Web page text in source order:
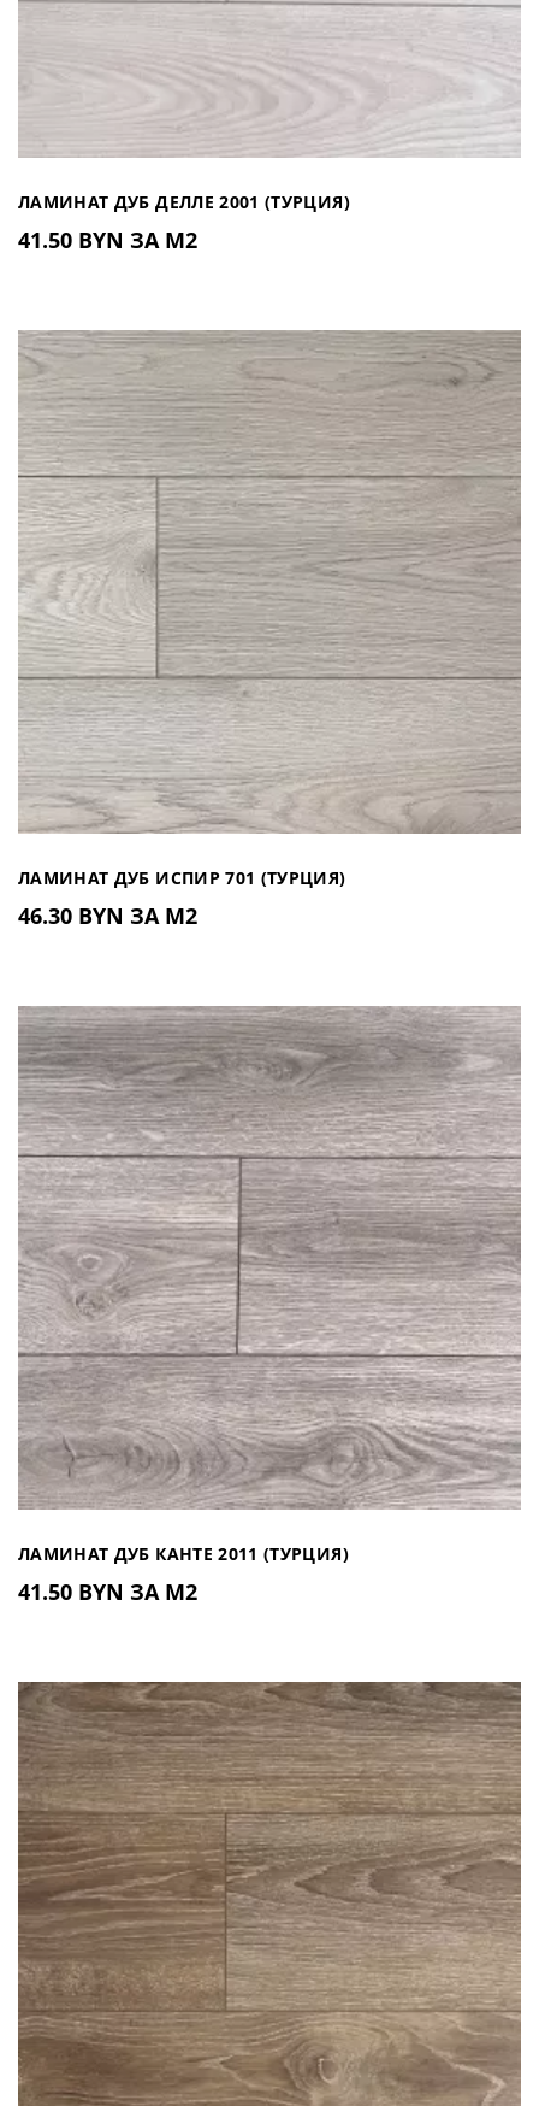
ЛАМИНАТ ДУБ ДЕЛЛЕ 2001 (ТУРЦИЯ)
41.50 BYN ЗА М2
ЛАМИНАТ ДУБ ИСПИР 701 (ТУРЦИЯ)
46.30 BYN ЗА М2
ЛАМИНАТ ДУБ КАНТЕ 2011 (ТУРЦИЯ)
41.50 BYN ЗА М2